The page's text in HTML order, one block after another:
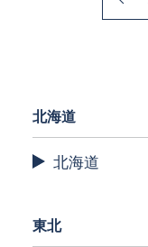
北海道
北海道
東北